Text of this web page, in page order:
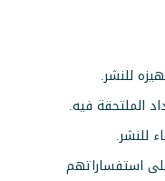
للنشر.
الملتحقة فيه.
للنشر.
استفساراتهم